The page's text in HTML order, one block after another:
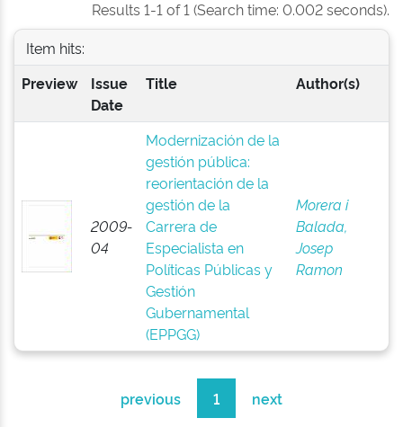
Results 1-1 of 1 (Search time: 0.002 seconds).
Item hits:
Preview
Issue
Date
Title Author(s)
2009-
04
Modernización de la
gestión pública:
reorientación de la
gestión de la
Carrera de
Especialista en
Políticas Públicas y
Gestión
Gubernamental
(EPPGG)
Morera i
Balada,
Josep
Ramon
previous 1 next